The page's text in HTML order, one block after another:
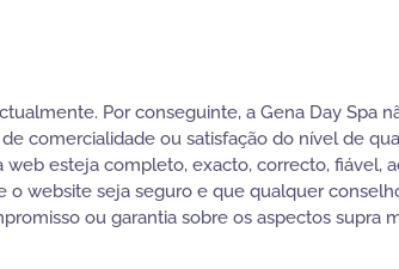
Por conseguinte, a Gena Day Spa
comercialidade ou satisfação do nível de
esteja completo, exacto, correcto, fiável,
website seja seguro e que qualquer
ou garantia sobre os aspectos supra